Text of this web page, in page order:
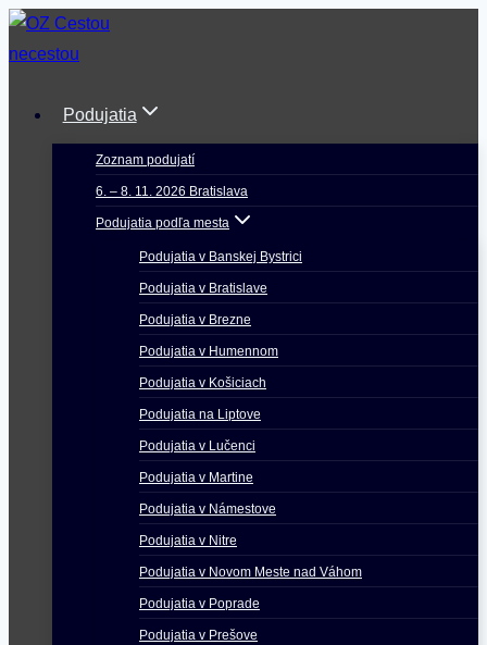
Skip
to
Podujatia
Zoznam podujatí
6. – 8. 11. 2026 Bratislava
Podujatia podľa mesta
Podujatia v Banskej Bystrici
Podujatia v Bratislave
Podujatia v Brezne
Podujatia v Humennom
Podujatia v Košiciach
Podujatia na Liptove
Podujatia v Lučenci
Podujatia v Martine
Podujatia v Námestove
Podujatia v Nitre
Podujatia v Novom Meste nad Váhom
Podujatia v Poprade
Podujatia v Prešove